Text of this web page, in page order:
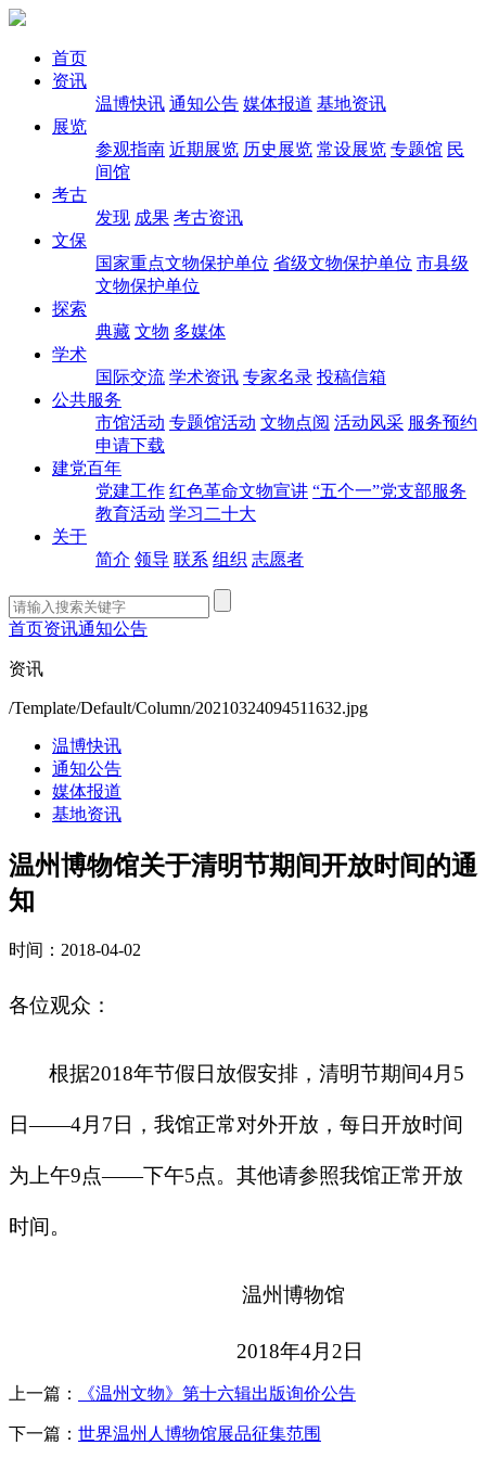
首页
资讯
温博快讯 通知公告 媒体报道 基地资讯
展览
参观指南 近期展览 历史展览 常设展览 专题馆 民
间馆
考古
发现 成果 考古资讯
文保
国家重点文物保护单位 省级文物保护单位 市县级
文物保护单位
探索
典藏 文物 多媒体
学术
国际交流 学术资讯 专家名录 投稿信箱
公共服务
市馆活动 专题馆活动 文物点阅 活动风采 服务预约
申请下载
建党百年
党建工作 红色革命文物宣讲 “五个一”党支部服务
教育活动 学习二十大
关于
简介 领导 联系 组织 志愿者
首页资讯通知公告
资讯
/Template/Default/Column/20210324094511632.jpg
温博快讯
通知公告
媒体报道
基地资讯
温州博物馆关于清明节期间开放时间的通
知
时间：2018-04-02
各位观众：
根据2018年节假日放假安排，清明节期间4月5
日——4月7日，我馆正常对外开放，每日开放时间
为上午9点——下午5点。其他请参照我馆正常开放
时间。
温州博物馆
2018年4月 2日
上一篇： 《温州文物》第十六辑出版询价公告
下一篇： 世界温州人博物馆展品征集范围